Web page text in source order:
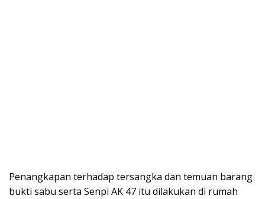
Penangkapan terhadap tersangka dan temuan barang
bukti sabu serta Senpi AK 47 itu dilakukan di rumah